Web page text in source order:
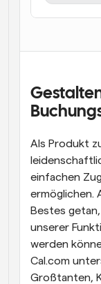
Sofortige
Webhooks
Erhalten
passiert
Als Produkt
einfachen
ermöglichen.
Bestes
unserer
werden
Cal.com
Großtanten,